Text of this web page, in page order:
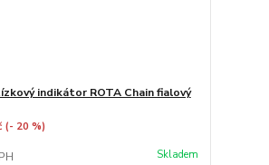
indikátor ROTA Chain fialový
(- 20 %)
Skladem